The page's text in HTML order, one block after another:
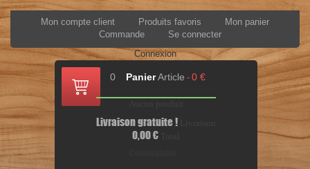
Mon compte client Produits favoris
Mon panier
Commande
Se connecter
Connexion
Panier
0 Article - 0 €
Livraison gratuite !
0,00 €